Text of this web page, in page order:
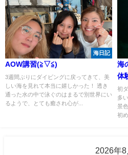
海日記
AOW講習(≧▽≦)
3週間ぶりにダイビングに戻ってきて、美
しい海を見れて本当に嬉しかった！ 透き
通った水の中で泳ぐのはまるで別世界にい
るようで、とても癒され心が...
海
体
初
多
景
初
2026年8